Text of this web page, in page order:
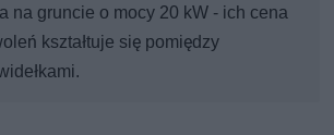
na gruncie o mocy 20 kW - ich cena
kształtuje się pomiędzy